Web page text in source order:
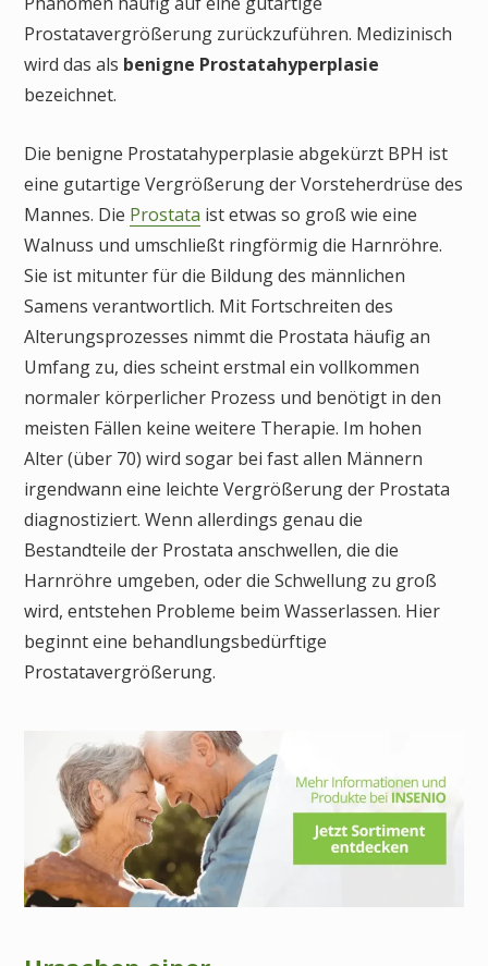
Prostatavergrößerung zurückzuführen. Medizinisch
wird das als benigne Prostatahyperplasie
bezeichnet.
Die benigne Prostatahyperplasie abgekürzt BPH ist
eine gutartige Vergrößerung der Vorsteherdrüse des
Mannes. Die Prostata ist etwas so groß wie eine
Walnuss und umschließt ringförmig die Harnröhre.
Sie ist mitunter für die Bildung des männlichen
Samens verantwortlich. Mit Fortschreiten des
Alterungsprozesses nimmt die Prostata häufig an
Umfang zu, dies scheint erstmal ein vollkommen
normaler körperlicher Prozess und benötigt in den
meisten Fällen keine weitere Therapie. Im hohen
Alter (über 70) wird sogar bei fast allen Männern
irgendwann eine leichte Vergrößerung der Prostata
diagnostiziert. Wenn allerdings genau die
Bestandteile der Prostata anschwellen, die die
Harnröhre umgeben, oder die Schwellung zu groß
wird, entstehen Probleme beim Wasserlassen. Hier
beginnt eine behandlungsbedürftige
Prostatavergrößerung.